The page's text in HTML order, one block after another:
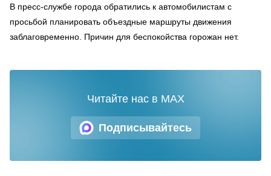
В пресс-службе города обратились к автомобилистам с
просьбой планировать объездные маршруты движения
заблаговременно. Причин для беспокойства горожан нет.
Подписывайтесь
Читайте нас в MAX